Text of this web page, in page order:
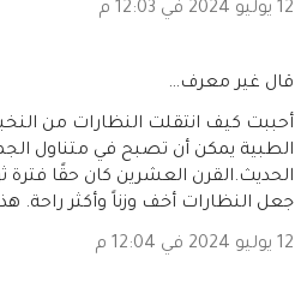
12 يوليو 2024 في 12:03 م
‏قال غير معرف…
أحببت كيف انتقلت النظارات من
الطبية يمكن أن تصبح في متناول
الحديث.القرن العشرين كان حقًا فترة
جعل النظارات أخف وزناً وأكثر راحة.
12 يوليو 2024 في 12:04 م